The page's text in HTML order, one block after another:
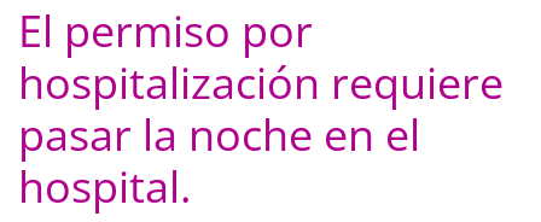
El permiso por
hospitalización requiere
pasar la noche en el
hospital.